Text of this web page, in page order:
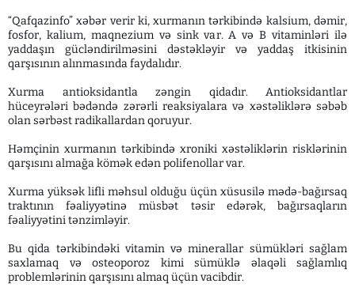
“Qafqazinfo” xəbər verir ki, xurmanın tərkibində kalsium, dəmir,
fosfor, kalium, maqnezium və sink var. A və B vitaminləri ilə
yaddaşın gücləndirilməsini dəstəkləyir və yaddaş itkisinin
qarşısının alınmasında faydalıdır.
Xurma antioksidantla zəngin qidadır. Antioksidantlar
hüceyrələri bədəndə zərərli reaksiyalara və xəstəliklərə səbəb
olan sərbəst radikallardan qoruyur.
Həmçinin xurmanın tərkibində xroniki xəstəliklərin risklərinin
qarşısını almağa kömək edən polifenollar var.
Xurma yüksək lifli məhsul olduğu üçün xüsusilə mədə-bağırsaq
traktının fəaliyyətinə müsbət təsir edərək, bağırsaqların
fəaliyyətini tənzimləyir.
Bu qida tərkibindəki vitamin və minerallar sümükləri sağlam
saxlamaq və osteoporoz kimi sümüklə əlaqəli sağlamlıq
problemlərinin qarşısını almaq üçün vacibdir.